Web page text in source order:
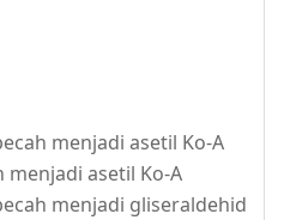
menjadi asetil Ko-A
asetil Ko-A
menjadi gliseraldehid